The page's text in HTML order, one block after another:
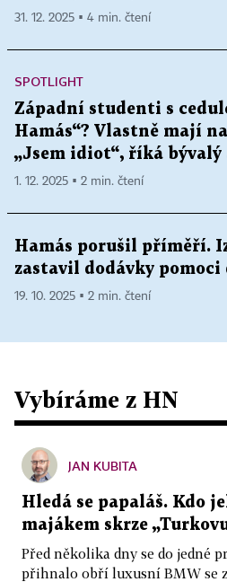
31. 12. 2025 ▪ 4 min. čtení
SPOTLIGHT
Západní studenti s
Hamás“? Vlastně mají
„Jsem idiot“, říká bývalý
1. 12. 2025 ▪ 2 min. čtení
Hamás porušil příměří.
zastavil dodávky pomoci
19. 10. 2025 ▪ 2 min. čtení
Vybíráme z HN
JAN KUBITA
Hledá se papaláš. Kdo
majákem skrze
Před několika dny se do jedné
přihnalo obří luxusní BMW se